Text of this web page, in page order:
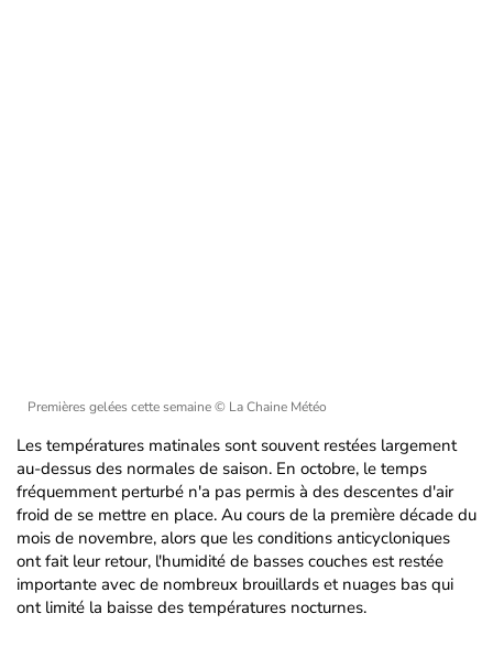
Premières gelées cette semaine© La Chaine Météo
Les températures matinales sont souvent restées largement
au-dessus des normales de saison. En octobre, le temps
fréquemment perturbé n'a pas permis à des descentes d'air
froid de se mettre en place. Au cours de la première décade du
mois de novembre, alors que les conditions anticycloniques
ont fait leur retour, l'humidité de basses couches est restée
importante avec de nombreux brouillards et nuages bas qui
ont limité la baisse des températures nocturnes.